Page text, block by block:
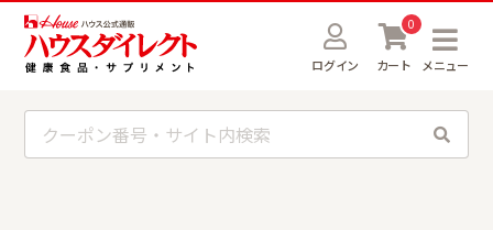
ログイン
0
カート メニュー